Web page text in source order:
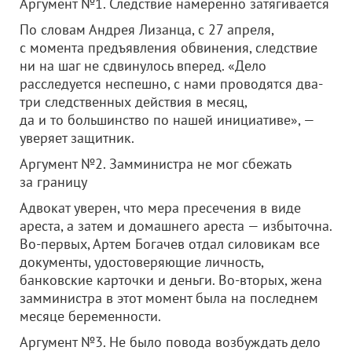
По словам Андрея Лизанца, с 27 апреля,
с момента предъявления обвинения, следствие
ни на шаг не сдвинулось вперед. «Дело
расследуется неспешно, с нами проводятся два-
три следственных действия в месяц,
да и то большинство по нашей инициативе», —
уверяет защитник.
Аргумент №2. Замминистра не мог сбежать
за границу
Адвокат уверен, что мера пресечения в виде
ареста, а затем и домашнего ареста — избыточна.
Во-первых, Артем Богачев отдал силовикам все
документы, удостоверяющие личность,
банковские карточки и деньги. Во-вторых, жена
замминистра в этот момент была на последнем
месяце беременности.
Аргумент №3. Не было повода возбуждать дело